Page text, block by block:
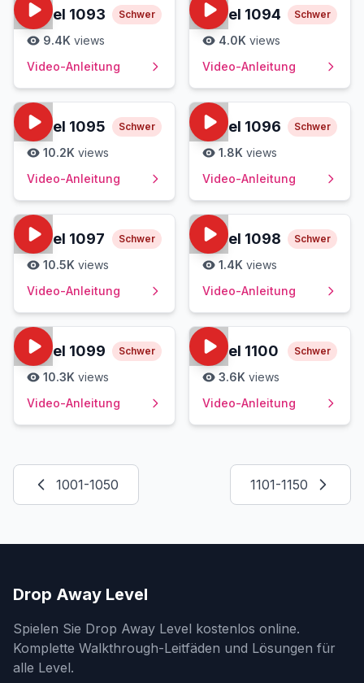
Level 1093 Schwer
9.4K views
Video-Anleitung
Level 1094 Schwer
4.0K views
Video-Anleitung
Level 1095 Schwer
10.2K views
Video-Anleitung
Level 1096 Schwer
1.8K views
Video-Anleitung
Level 1097 Schwer
10.5K views
Video-Anleitung
Level 1098 Schwer
1.4K views
Video-Anleitung
Level 1099 Schwer
10.3K views
Video-Anleitung
Level 1100 Schwer
3.6K views
Video-Anleitung
1001-1050 1101-1150
Drop Away Level
Spielen Sie Drop Away Level kostenlos online.
Komplette Walkthrough-Leitfäden und Lösungen für
alle Level.